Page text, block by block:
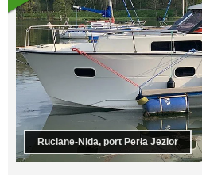
Ruciane-Nida, port Perła Jezior